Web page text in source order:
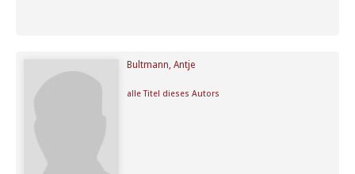
Bultmann, Antje
alle Titel dieses Autors